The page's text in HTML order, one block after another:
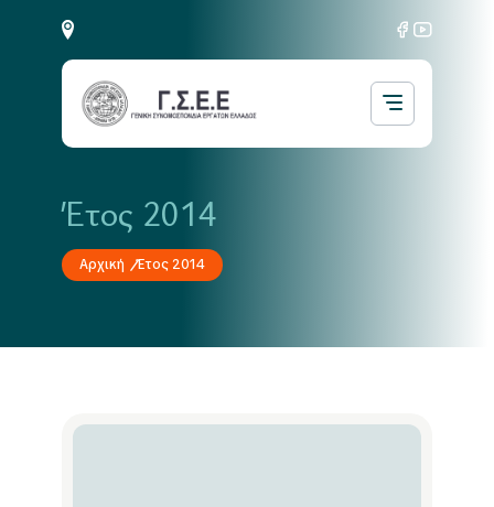
Έτος 2014
Αρχική Έτος 2014